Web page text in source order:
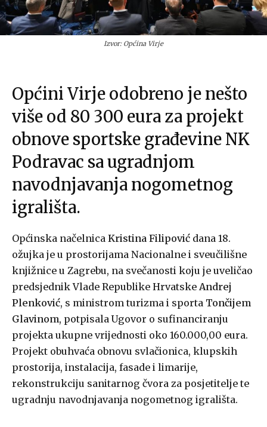
Izvor: Općina Virje
Općini Virje odobreno je nešto
više od 80 300 eura za projekt
obnove sportske građevine NK
Podravac sa ugradnjom
navodnjavanja nogometnog
igrališta.
Općinska načelnica Kristina Filipović dana 18.
ožujka je u prostorijama Nacionalne i sveučilišne
knjižnice u Zagrebu, na svečanosti koju je uveličao
predsjednik Vlade Republike HrvatskeAndrej
Plenković, s ministrom turizma i sporta Tončijem
Glavinom, potpisala Ugovor o sufinanciranju
projekta ukupne vrijednosti oko 160.000,00 eura.
Projekt obuhvaća obnovu svlačionica, klupskih
prostorija, instalacija, fasade i limarije,
rekonstrukciju sanitarnog čvora za posjetitelje te
ugradnju navodnjavanja nogometnog igrališta.